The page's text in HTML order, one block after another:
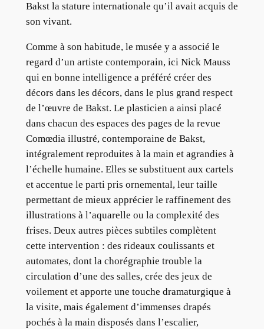
Bakst la stature internationale qu’il avait acquis de
son vivant.
Comme à son habitude, le musée y a associé le
regard d’un artiste contemporain, ici Nick Mauss
qui en bonne intelligence a préféré créer des
décors dans les décors, dans le plus grand respect
de l’œuvre de Bakst. Le plasticien a ainsi placé
dans chacun des espaces des pages de la revue
Comœdia illustré, contemporaine de Bakst,
intégralement reproduites à la main et agrandies à
l’échelle humaine. Elles se substituent aux cartels
et accentue le parti pris ornemental, leur taille
permettant de mieux apprécier le raffinement des
illustrations à l’aquarelle ou la complexité des
frises. Deux autres pièces subtiles complètent
cette intervention : des rideaux coulissants et
automates, dont la chorégraphie trouble la
circulation d’une des salles, crée des jeux de
voilement et apporte une touche dramaturgique à
la visite, mais également d’immenses drapés
pochés à la main disposés dans l’escalier,